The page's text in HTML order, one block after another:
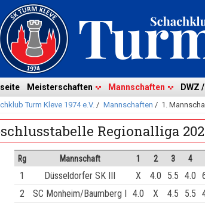
Meisterschaften Mannschaften DWZ
Turm Kleve 1974 e.V. / Mannschaften / 1.
Regionalliga
Rg Mannschaft 1 2 3 4
1 Düsseldorfer SK III X 4.0 5.5 4.0
2
SC Monheim/Baumberg I 4.0 X 4.5 5.5